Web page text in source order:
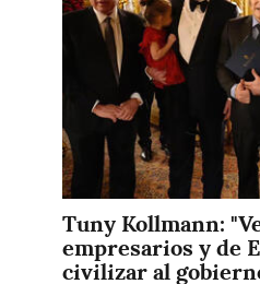
Tuny Kollmann:
empresarios y de
civilizar al